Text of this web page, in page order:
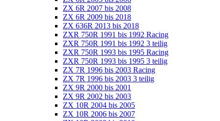
ZX 6R 2007 bis 2008
ZX 6R 2009 bis 2018
ZX 636R 2013 bis 2018
ZXR 750R 1991 bis 1992 Racing
ZXR 750R 1991 bis 1992 3 teilig
ZXR 750R 1993 bis 1995 Racing
ZXR 750R 1993 bis 1995 3 teilig
ZX 7R 1996 bis 2003 Racing
ZX 7R 1996 bis 2003 3 teilig
ZX 9R 2000 bis 2001
ZX 9R 2002 bis 2003
ZX 10R 2004 bis 2005
ZX 10R 2006 bis 2007